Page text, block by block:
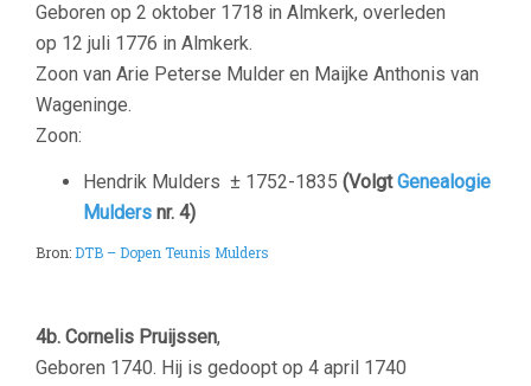
Geboren op 2 oktober 1718 in Almkerk, overleden
op 12 juli 1776 in Almkerk.
Zoon van Arie Peterse Mulder en Maijke Anthonis van
Wageninge.
Zoon:
Hendrik Mulders ± 1752-1835 (VolgtGenealogie
Mulders nr. 4)
Bron: DTB – Dopen Teunis Mulders
4b. Cornelis Pruijssen,
Geboren 1740. Hij is gedoopt op 4 april 1740